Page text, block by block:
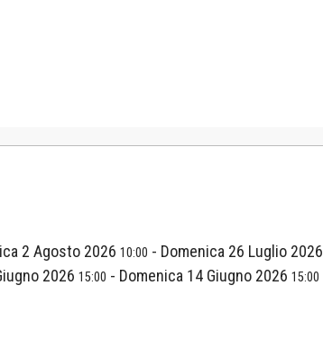
2 Agosto 2026 10:00 - Domenica 26 Luglio 2026
2026 15:00 - Domenica 14 Giugno 2026 15:00